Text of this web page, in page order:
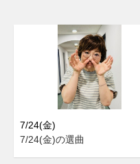
7/24(金)
7/24(金)の選曲